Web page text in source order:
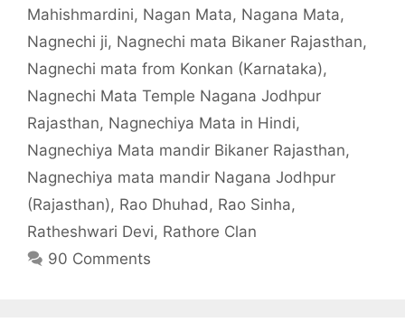
Mahishmardini, Nagan Mata, Nagana Mata,
Nagnechi ji, Nagnechi mata Bikaner Rajasthan,
Nagnechi mata from Konkan (Karnataka),
Nagnechi Mata Temple Nagana Jodhpur
Rajasthan, Nagnechiya Mata in Hindi,
Nagnechiya Mata mandir Bikaner Rajasthan,
Nagnechiya mata mandir Nagana Jodhpur
(Rajasthan), Rao Dhuhad, Rao Sinha,
Ratheshwari Devi, Rathore Clan
90 Comments